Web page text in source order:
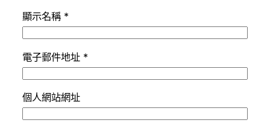
顯示名稱 *
電子郵件地址 *
個人網站網址